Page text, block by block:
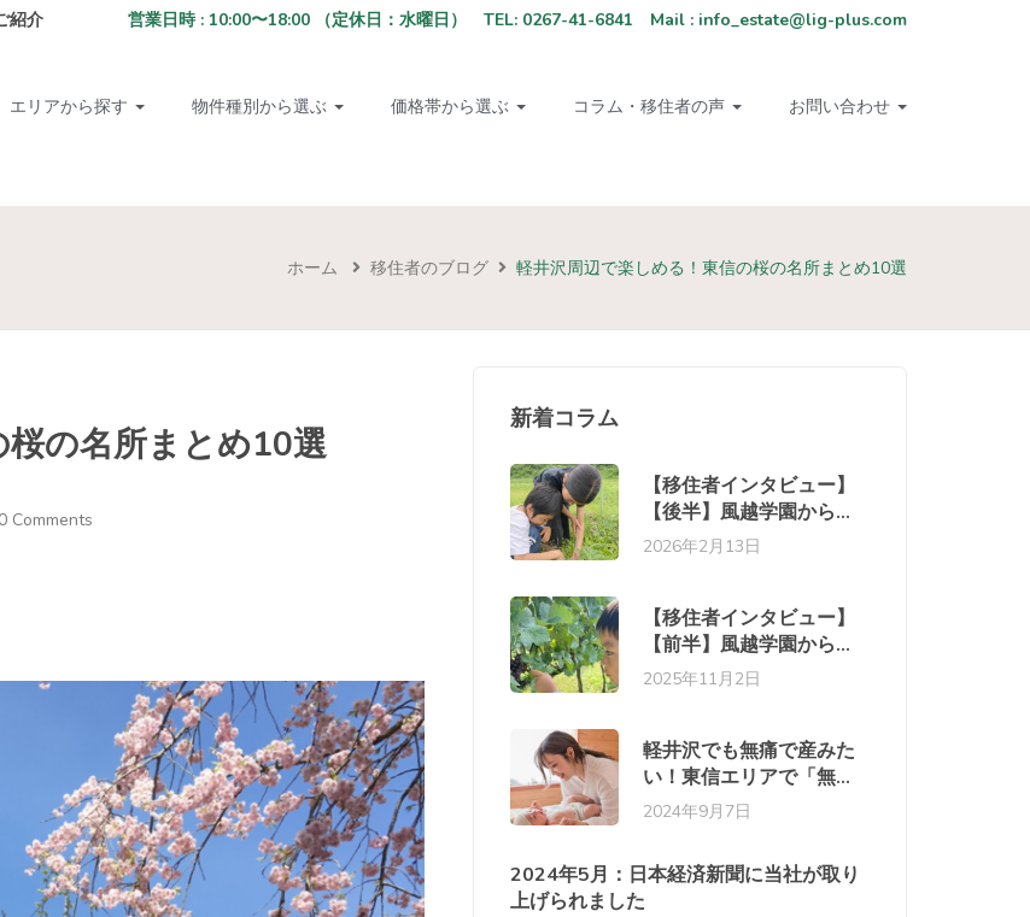
紹介 営業日時 : 10:00〜18:00 （定休日：水曜日） TEL: 0267-41-6841 Mail : info_estate@lig-plus.com
エリアから探す 物件種別から選ぶ 価格帯から選ぶ コラム・移住者の声 お問い合わせ
ホーム 移住者のブログ 軽井沢周辺で楽しめる！東信の桜の名所まとめ10選
の名所まとめ10選
0 Comments
新着コラム
【移住者インタビュー】
【後半】風越学園から始
まった軽井沢移住と御代
えた
2026年2月13日
【移住者インタビュー】
【前半】風越学園から始
まった軽井沢移住と御代
えた
2025年11月2日
軽井沢でも無痛で産みた
い！東信エリアで「無痛
分娩」が続々スタート
2024年9月7日
2024年5月：日本経済新聞に当社が取り
上げられました